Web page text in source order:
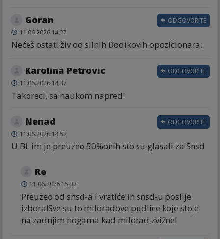
Goran
11.06.2026 14:27
Nećeš ostati živ od silnih Dodikovih opozicionara.
ODGOVORITE
Karolina Petrovic
11.06.2026 14:37
Takoreci, sa naukom napred!
ODGOVORITE
Nenad
11.06.2026 14:52
U BL im je preuzeo 50%onih sto su glasali za Snsd
ODGOVORITE
Re
11.06.2026 15:32
Preuzeo od snsd-a i vratiće ih snsd-u poslije
izbora!Sve su to miloradove pudlice koje stoje
na zadnjim nogama kad milorad zvižne!